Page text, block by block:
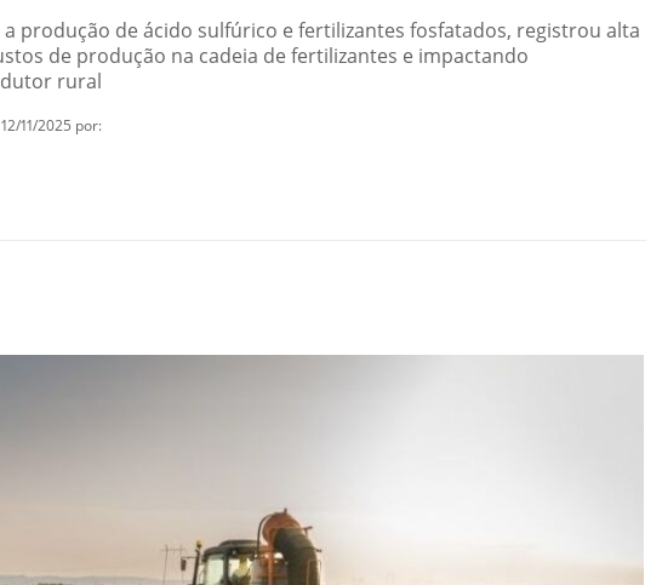
produção de ácido sulfúrico e fertilizantes fosfatados, registrou alta
de produção na cadeia de fertilizantes e impactando
rural
11/2025 por: